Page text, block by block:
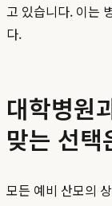
고 있습니다. 이는
다.
대학병원
맞는 선택
모든 예비 산모의